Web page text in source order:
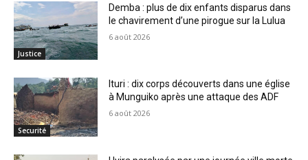
Justice
Demba : plus de dix enfants disparus dans
le chavirement d’une pirogue sur la Lulua
6 août 2026
Securité
Ituri : dix corps découverts dans une église
à Munguiko après une attaque des ADF
6 août 2026